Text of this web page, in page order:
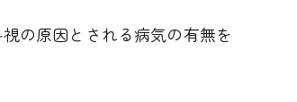
の原因とされる病気の有無を